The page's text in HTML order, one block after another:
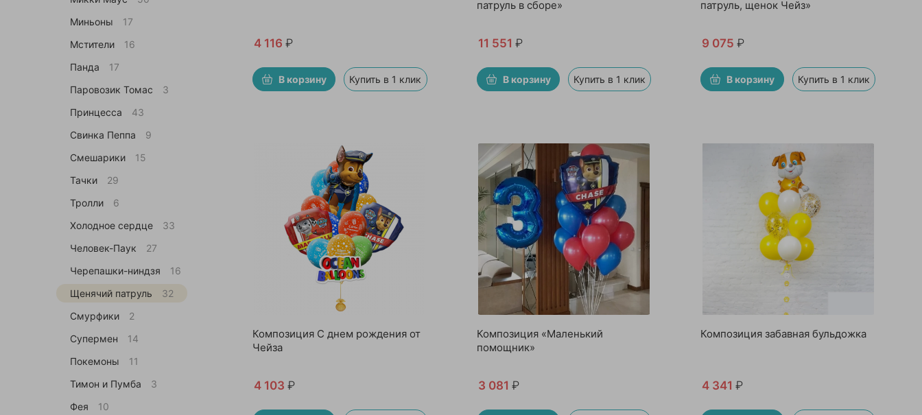
4 116 ₽
В корзину Купить в 1 клик
патруль в сборе»
11 551 ₽
В корзину Купить в 1 клик
патруль, щенок Чейз»
9 075₽
В корзину Купить в 1 клик
Композиция С днем рождения от
Чейза
4 103 ₽
Композиция «Маленький
помощник»
3 081 ₽
Композиция забавная бульдожка
4 341₽
Миньоны
17
Мстители
16
Панда
17
Паровозик Томас
3
Принцесса
43
Свинка Пеппа
9
Смешарики
15
Тачки
29
Тролли
6
Холодное сердце
33
Человек-Паук
27
Черепашки-ниндзя
16
Щенячий патруль
32
Смурфики
2
Супермен
14
Покемоны
11
Тимон и Пумба
3
Фея
10